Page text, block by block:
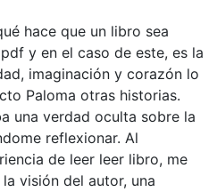
hace que un libro sea
y en el caso de este, es la
imaginación y corazón lo
Paloma otras historias.
una verdad oculta sobre la
reflexionar. Al
de leer leer libro, me
visión del autor, una